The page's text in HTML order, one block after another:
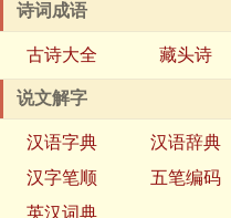
诗词成语
古诗大全 藏头诗
说文解字
汉语字典 汉语辞典
汉字笔顺
五笔编码
英汉词典